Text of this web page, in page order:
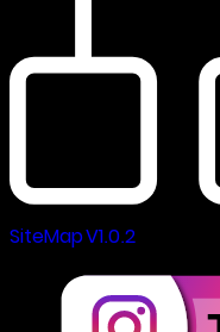
SiteMap V1.0.2